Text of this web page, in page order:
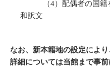
（4）配偶者の国籍を
和訳文
なお、新本籍地の設定によ
詳細については当館まで事前